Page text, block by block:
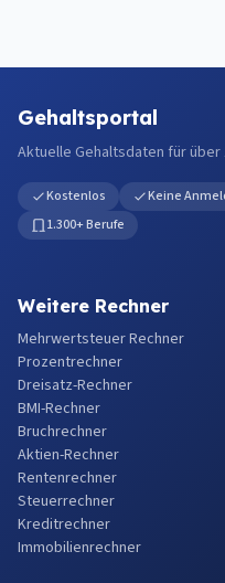
Gehaltsportal
Aktuelle Gehaltsdaten für über
Kostenlos Keine
1.300+ Berufe
Weitere Rechner
Mehrwertsteuer Rechner
Prozentrechner
Dreisatz-Rechner
BMI-Rechner
Bruchrechner
Aktien-Rechner
Rentenrechner
Steuerrechner
Kreditrechner
Immobilienrechner